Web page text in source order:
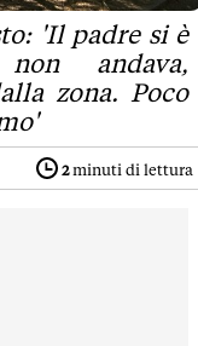
'Il padre si è
andava,
zona. Poco
2minuti di lettura